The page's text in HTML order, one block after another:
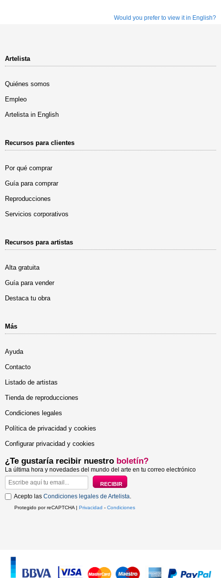
Would you prefer to view it in English?
Artelista
Quiénes somos
Empleo
Artelista in English
Recursos para clientes
Por qué comprar
Guía para comprar
Reproducciones
Servicios corporativos
Recursos para artistas
Alta gratuita
Guía para vender
Destaca tu obra
Más
Ayuda
Contacto
Listado de artistas
Tienda de reproducciones
Condiciones legales
Política de privacidad y cookies
Configurar privacidad y cookies
¿Te gustaría recibir nuestro boletín?
La última hora y novedades del mundo del arte en tu correo electrónico
Acepto las Condiciones legales de Artelista.
Protegido por reCAPTCHA | Privacidad - Condiciones